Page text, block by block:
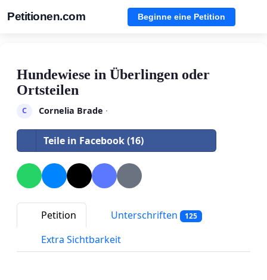
Petitionen.com Beginne eine Petition
Hundewiese in Überlingen oder
Ortsteilen
C Cornelia Brade ·
Teile in Facebook (16)
Petition Unterschriften 125
Extra Sichtbarkeit